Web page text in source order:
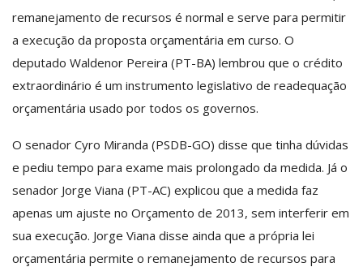
remanejamento de recursos é normal e serve para permitir
a execução da proposta orçamentária em curso. O
deputado Waldenor Pereira (PT-BA) lembrou que o crédito
extraordinário é um instrumento legislativo de readequação
orçamentária usado por todos os governos.
O senador Cyro Miranda (PSDB-GO) disse que tinha dúvidas
e pediu tempo para exame mais prolongado da medida. Já o
senador Jorge Viana (PT-AC) explicou que a medida faz
apenas um ajuste no Orçamento de 2013, sem interferir em
sua execução. Jorge Viana disse ainda que a própria lei
orçamentária permite o remanejamento de recursos para